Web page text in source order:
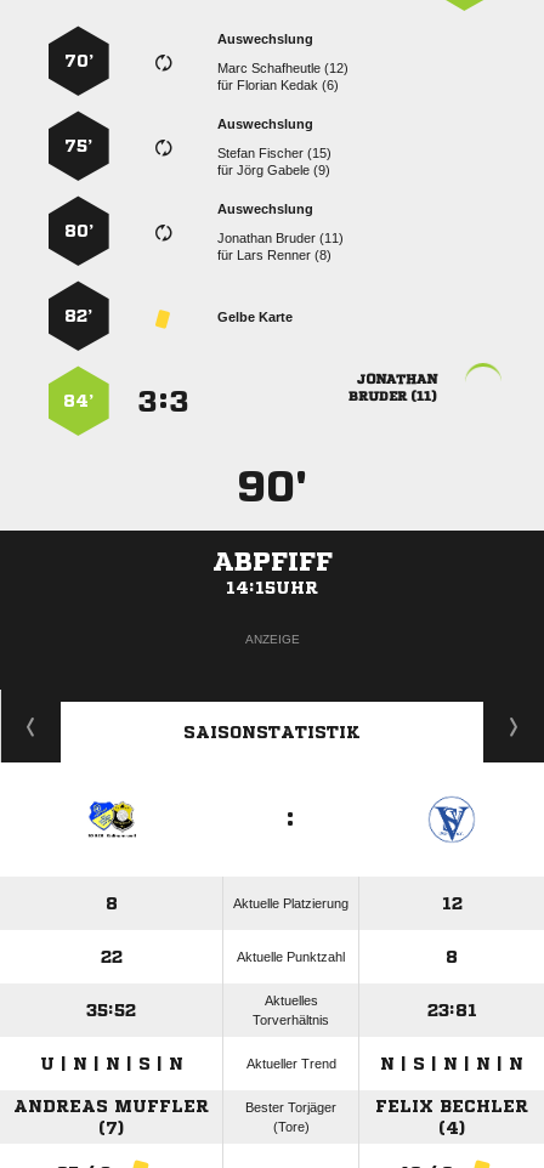
Auswechslung
  
für   
70’
Auswechslung
  
für  
75’
Auswechslung
  
für   
80’
Gelbe Karte
82’

 
:
84’
90'
ABPFIFF
14:15UHR
ANZEIGE
SAISONSTATISTIK
:
8 Aktuelle Platzierung 12
22 Aktuelle Punktzahl 8
35:52
Aktuelles
Torverhältnis
23:81
U | N | N | S | N Aktueller Trend N | S | N | N | N
ANDREAS MUFFLER
(7)
Bester Torjäger
(Tore)
FELIX BECHLER
(4)